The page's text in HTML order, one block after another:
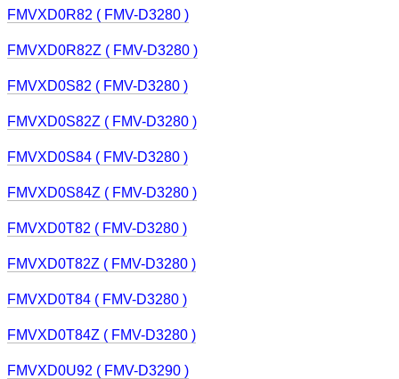
FMVXD0R82 ( FMV-D3280 )
FMVXD0R82Z ( FMV-D3280 )
FMVXD0S82 ( FMV-D3280 )
FMVXD0S82Z ( FMV-D3280 )
FMVXD0S84 ( FMV-D3280 )
FMVXD0S84Z ( FMV-D3280 )
FMVXD0T82 ( FMV-D3280 )
FMVXD0T82Z ( FMV-D3280 )
FMVXD0T84 ( FMV-D3280 )
FMVXD0T84Z ( FMV-D3280 )
FMVXD0U92 ( FMV-D3290 )